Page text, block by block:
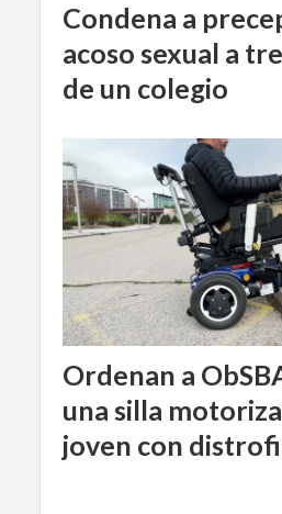
Condena a
acoso sexual a
de un colegio
Ordenan a
una silla
joven con